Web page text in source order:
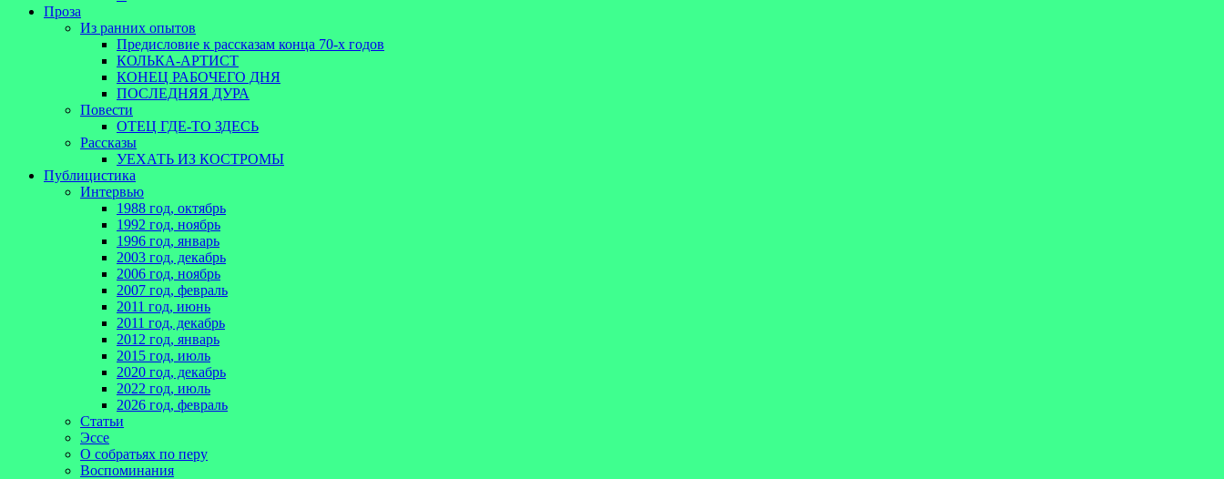
Проза
Из ранних опытов
Предисловие к рассказам конца 70-х годов
КОЛЬКА-АРТИСТ
КОНЕЦ РАБОЧЕГО ДНЯ
ПОСЛЕДНЯЯ ДУРА
Повести
ОТЕЦ ГДЕ-ТО ЗДЕСЬ
Рассказы
УЕХАТЬ ИЗ КОСТРОМЫ
Публицистика
Интервью
1988 год, октябрь
1992 год, ноябрь
1996 год, январь
2003 год, декабрь
2006 год, ноябрь
2007 год, февраль
2011 год, июнь
2011 год, декабрь
2012 год, январь
2015 год, июль
2020 год, декабрь
2022 год, июль
2026 год, февраль
Статьи
Эссе
О собратьях по перу
Воспоминания